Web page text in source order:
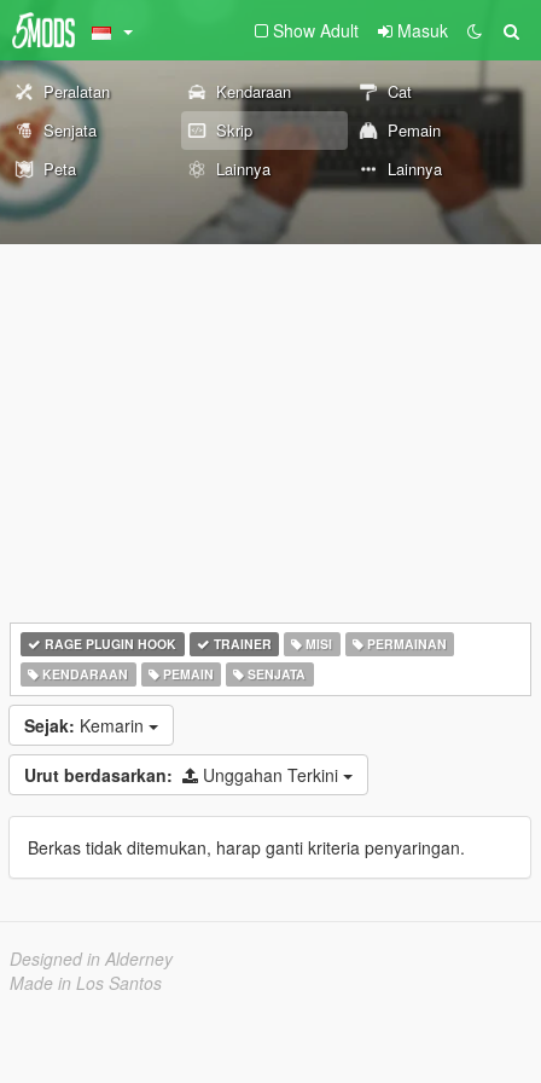
Show Adult Masuk
Peralatan Kendaraan
Cat
Senjata
Skrip
Pemain
Peta
Lainnya Lainnya
RAGE PLUGIN HOOK TRAINER MISI
PERMAINAN
KENDARAAN
PEMAIN SENJATA
Sejak: Kemarin
Urut berdasarkan: Unggahan Terkini
Berkas tidak ditemukan, harap ganti kriteria penyaringan.
Designed in Alderney
Made in Los Santos